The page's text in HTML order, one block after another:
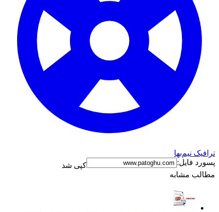
ترافیک نیم‌بها
پسورد فایل:
کپی شد
مطالب مشابه